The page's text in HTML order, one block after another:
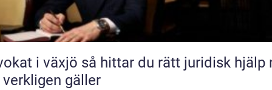
så hittar du rätt juridisk hjälp när
gäller